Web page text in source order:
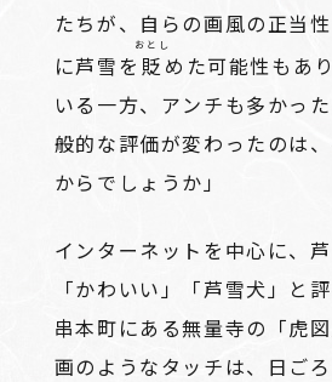
たちが、自らの画風の正当
に芦雪を 貶
おとし
めた可能性もあ
いる一方、アンチも多かっ
般的な評価が変わったのは
からでしょうか」
インターネットを中心に、
「かわいい」「芦雪犬」と
串本町にある無量寺の「虎
画のようなタッチは、日ご